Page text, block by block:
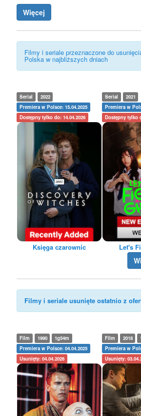
Więcej
Filmy i seriale przeznaczone do
Polska w najbliższych dniach
Serial
2022
Premiera w Polsce: 15.04.2025
Dostępny tylko do: 14.04.2026
Księga czarownic
Serial
2021
Premiera w
Dostępny tylko
Let's
Filmy i seriale usunięte ostatnio z
Film 1990
1g54m
Premiera w Polsce: 04.04.2025
Usunięty: 04.04.2026
Film 2018
Premiera w
Usunięty: